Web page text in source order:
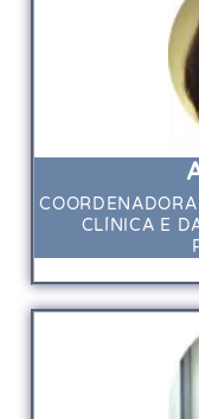
CLÍNICA E